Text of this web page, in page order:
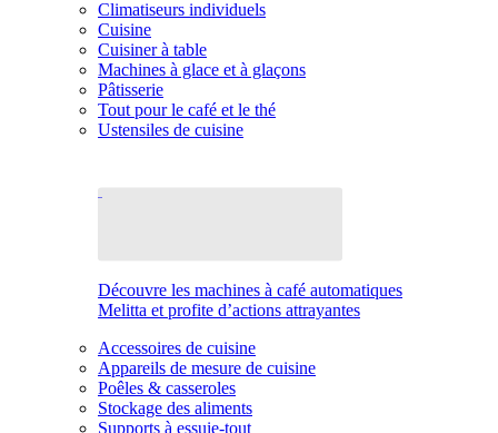
Climatiseurs individuels
Cuisine
Cuisiner à table
Machines à glace et à glaçons
Pâtisserie
Tout pour le café et le thé
Ustensiles de cuisine
Découvre les machines à café automatiques
Melitta et profite d’actions attrayantes
Accessoires de cuisine
Appareils de mesure de cuisine
Poêles & casseroles
Stockage des aliments
Supports à essuie-tout